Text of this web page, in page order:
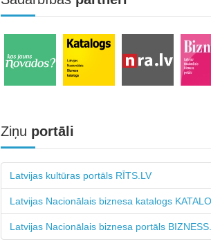
Ziņu portāli
Latvijas kultūras portāls RĪTS.LV
Latvijas Nacionālais biznesa katalogs
Latvijas Nacionālais biznesa portāls